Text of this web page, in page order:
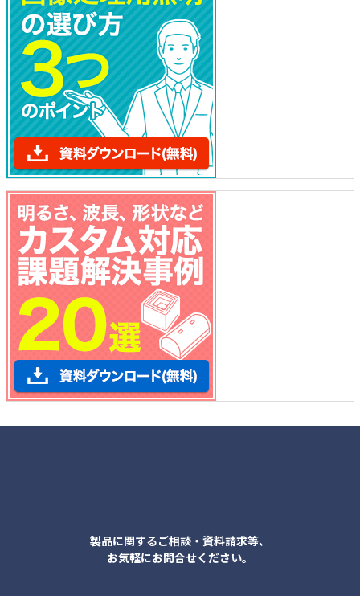
製品に関するご相談・資料請求等、
お気軽にお問合せください。